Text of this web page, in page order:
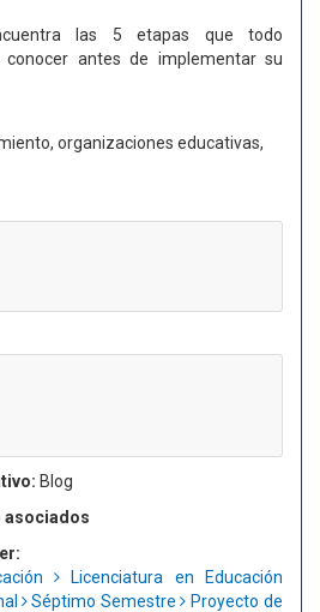
las 5 etapas que todo
conocer antes de implementar su
organizaciones educativas,
Blog
asociados
Licenciatura en Educación
Séptimo Semestre
Proyecto de